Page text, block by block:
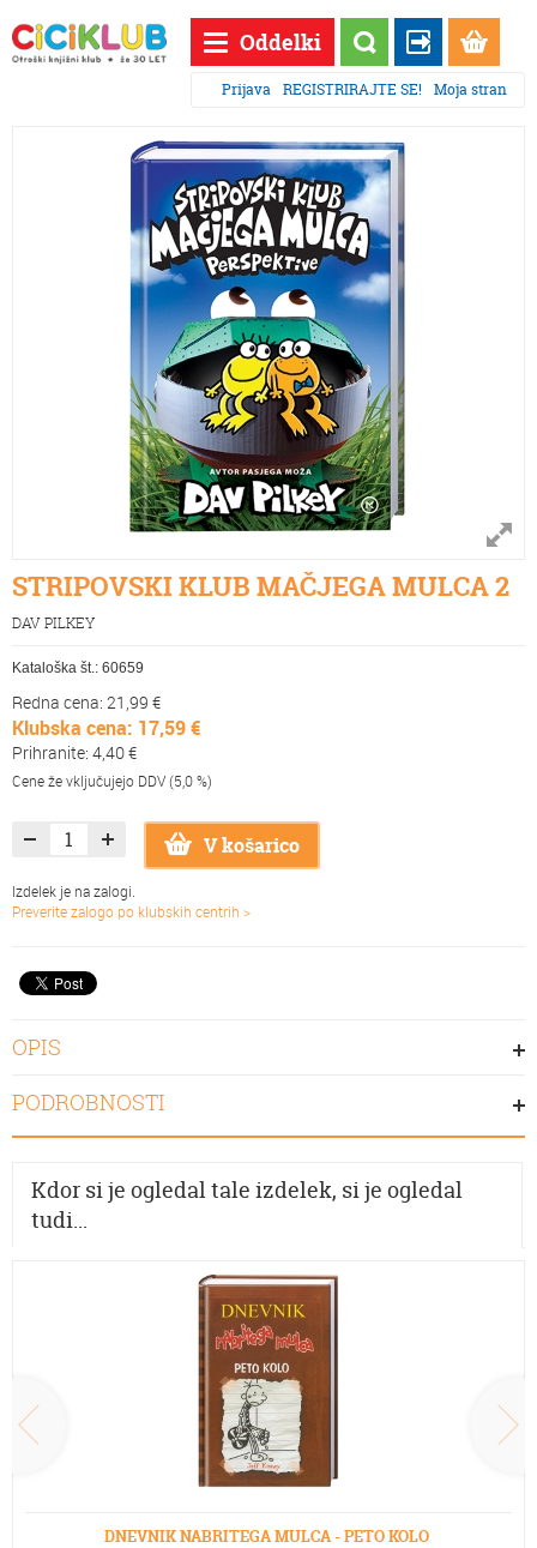
Oddelki
Prijava REGISTRIRAJTE SE! Moja stran
STRIPOVSKI KLUB MAČJEGA MULCA 2
DAV PILKEY
Kataloška št.: 60659
Redna cena: 21,99 €
Klubska cena: 17,59 €
Prihranite: 4,40 €
Cene že vključujejo DDV (5,0 %)
V košarico
Izdelek je na zalogi.
Preverite zalogo po klubskih centrih >
OPIS
PODROBNOSTI
Kdor si je ogledal tale izdelek, si je ogledal
tudi...
DNEVNIK NABRITEGA MULCA - PETO KOLO